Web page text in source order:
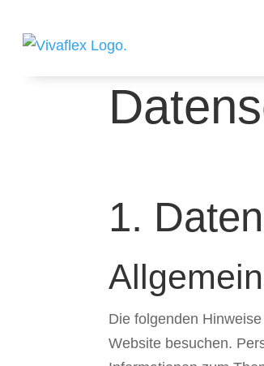
1.
Die folgenden
Website besuchen.